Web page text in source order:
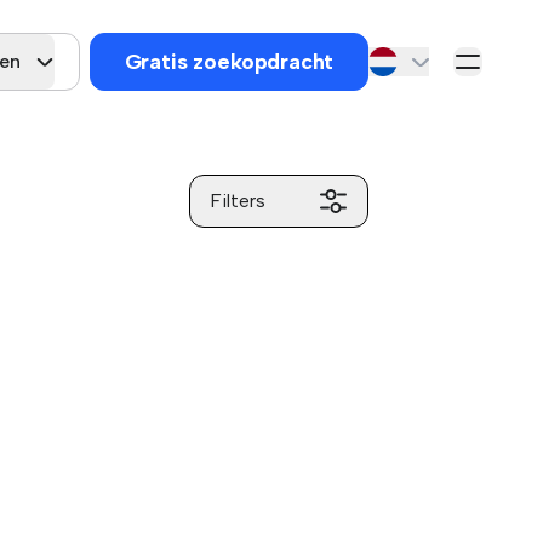
Gratis zoekopdracht
Filters